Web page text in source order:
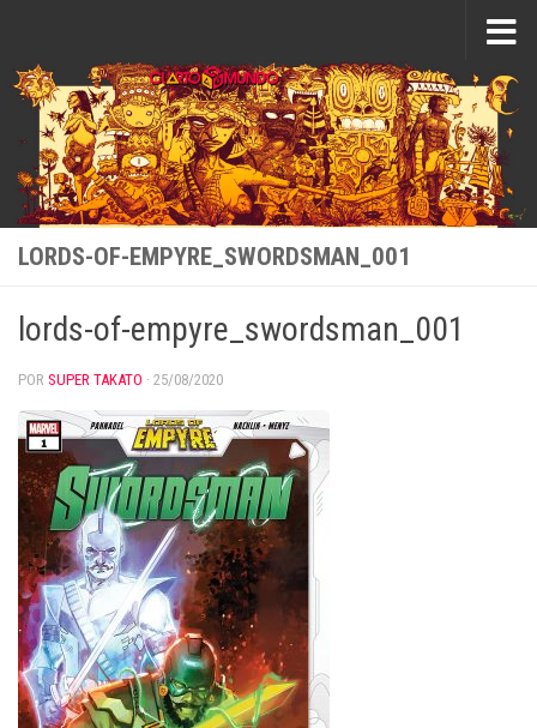
LORDS-OF-EMPYRE_SWORDSMAN_001
lords-of-empyre_swordsman_001
POR SUPER TAKATO · 25/08/2020